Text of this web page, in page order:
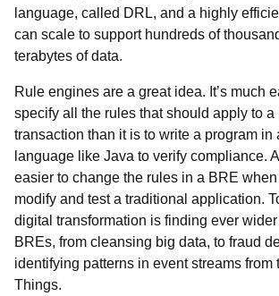
language, called DRL, and a highly
can scale to support hundreds of
terabytes of data.
Rule engines are a great idea. It’s much
specify all the rules that should apply to a
transaction than it is to write a program in
language like Java to verify compliance.
easier to change the rules in a BRE
modify and test a traditional application.
digital transformation is finding ever
BREs, from cleansing big data, to fraud
identifying patterns in event streams from
Things.